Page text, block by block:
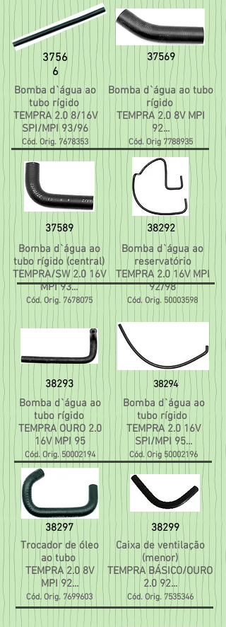
3756
6
Bomba d`água ao
tubo rígido
TEMPRA 2.0 8/16V
SPI/MPI 93/96
Cód. Orig. 7678353
37569
Bomba d`água ao tubo
rígido
TEMPRA 2.0 8V MPI
92...
Cód. Orig 7788935
37589
Bomba d`água ao
tubo rígido (central)
TEMPRA/SW 2.0 16V
MPI 93...
Cód. Orig. 7678075
38293
Bomba d`água ao
tubo rígido
TEMPRA OURO 2.0
16V MPI 95
Cód. Orig.50002194
38292
Bomba d`água ao
reservatório
TEMPRA 2.0 16V MPI
92/98
Cód. Orig. 50003598
38294
Bomba d`água ao
tubo rígido
TEMPRA 2.0 16V
SPI/MPI 95...
Cód. Orig 50002196
38297
Trocador de óleo
ao tubo
TEMPRA 2.0 8V
MPI 92...
Cód. Orig. 7699603
38299
Caixa de ventilação
(menor)
TEMPRA BÁSICO/OURO
2.0 92...
Cód. Orig. 7535346